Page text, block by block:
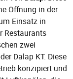
Öffnung in der
Einsatz in
Restaurants
zwei
Dalap KT. Diese
konzipiert und